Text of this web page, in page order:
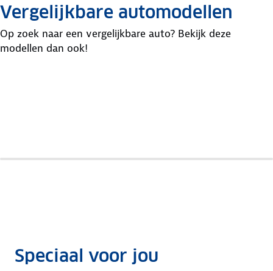
Vergelijkbare automodellen
Op zoek naar een vergelijkbare auto? Bekijk deze
modellen dan ook!
Speciaal voor jou